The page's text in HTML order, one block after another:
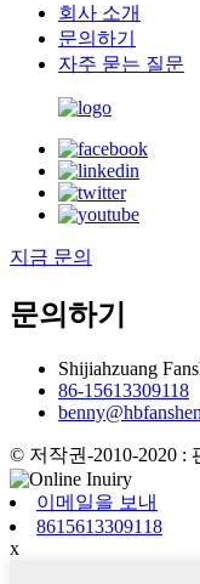
회사 소개
문의하기
자주 묻는 질문
지금 문의
문의하기
Shijiahzuang
86-15613309118
© 저작권-2010-2020 :
이메일을 보내
8615613309118
x